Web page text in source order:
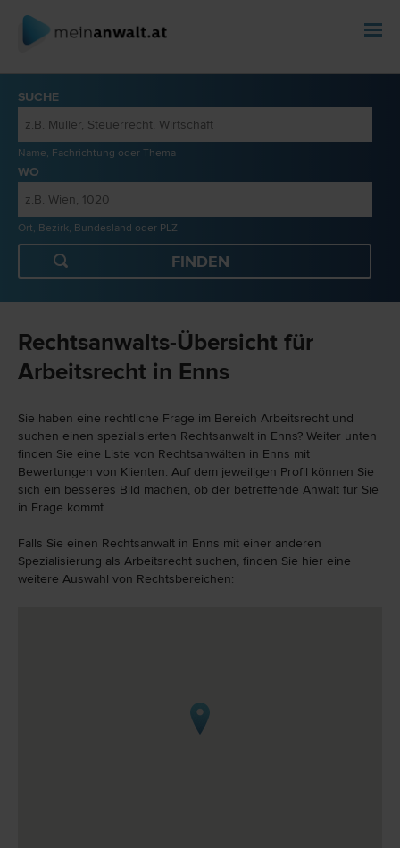
SUCHE
Name, Fachrichtung oder Thema
WO
Ort, Bezirk, Bundesland oder PLZ
Rechtsanwalts-Übersicht für
Arbeitsrecht in Enns
Sie haben eine rechtliche Frage im Bereich Arbeitsrecht und
suchen einen spezialisierten Rechtsanwalt in Enns? Weiter unten
finden Sie eine Liste von Rechtsanwälten in Enns mit
Bewertungen von Klienten. Auf dem jeweiligen Profil können Sie
sich ein besseres Bild machen, ob der betreffende Anwalt für Sie
in Frage kommt.
Falls Sie einen Rechtsanwalt in Enns mit einer anderen
Spezialisierung als Arbeitsrecht suchen, finden Sie hier eine
weitere Auswahl von Rechtsbereichen: